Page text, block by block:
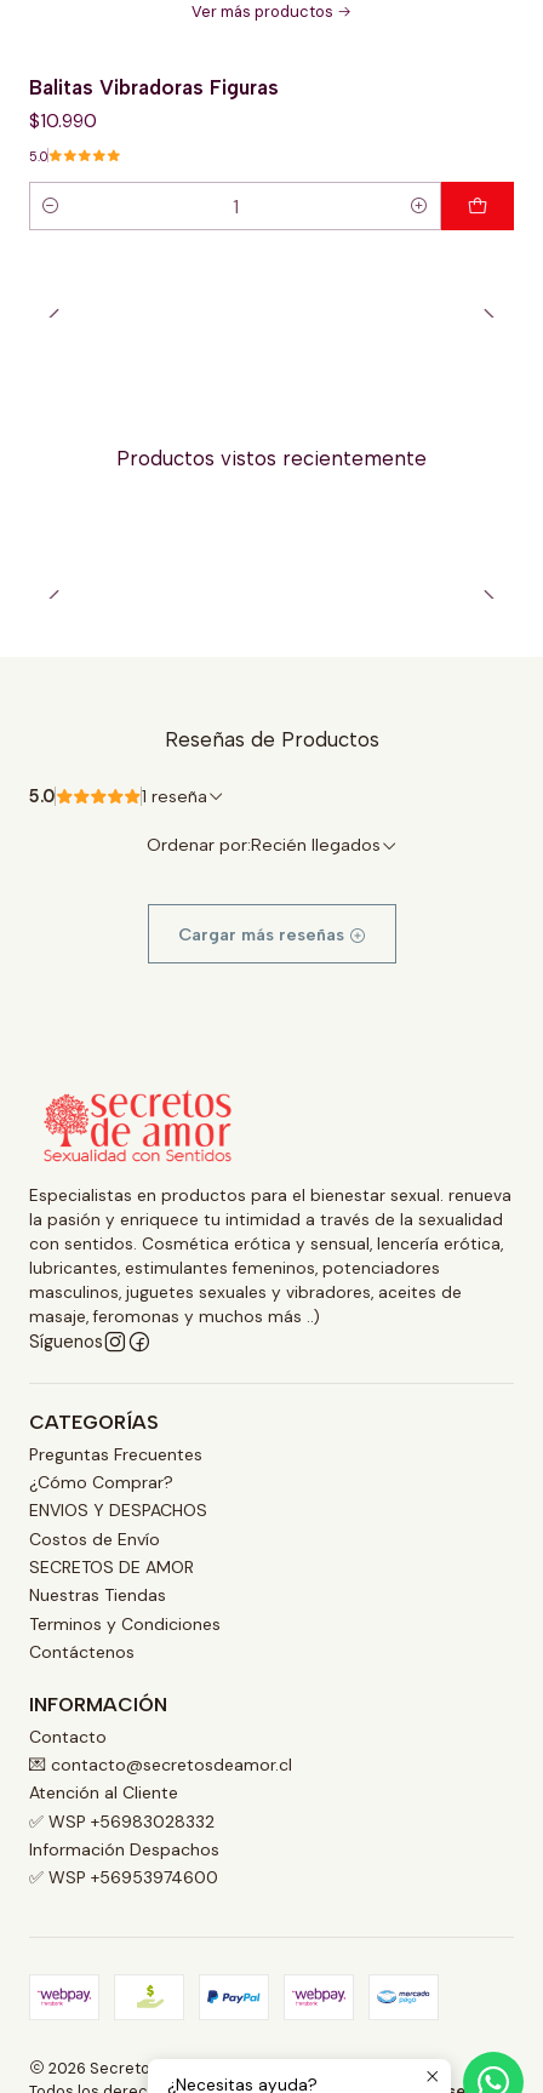
Ver más productos
Balitas Vibradoras Figuras
$10.990
5.0
Cantidad
Productos vistos recientemente
Reseñas de Productos
5.0 1 reseña
Ordenar por:Recién llegados
Cargar más reseñas
Especialistas en productos para el bienestar sexual. renueva
la pasión y enriquece tu intimidad a través de la sexualidad
con sentidos. Cosmética erótica y sensual, lencería erótica,
lubricantes, estimulantes femeninos, potenciadores
masculinos, juguetes sexuales y vibradores, aceites de
masaje, feromonas y muchos más ..)
Síguenos
CATEGORÍAS
Preguntas Frecuentes
¿Cómo Comprar?
ENVIOS Y DESPACHOS
Costos de Envío
SECRETOS DE AMOR
Nuestras Tiendas
Terminos y Condiciones
Contáctenos
INFORMACIÓN
Contacto
💌 contacto@secretosdeamor.cl
Atención al Cliente
✅ WSP +56983028332
Información Despachos
✅ WSP +56953974600
2026 Secretos de Amor .
¿Necesitas ayuda?